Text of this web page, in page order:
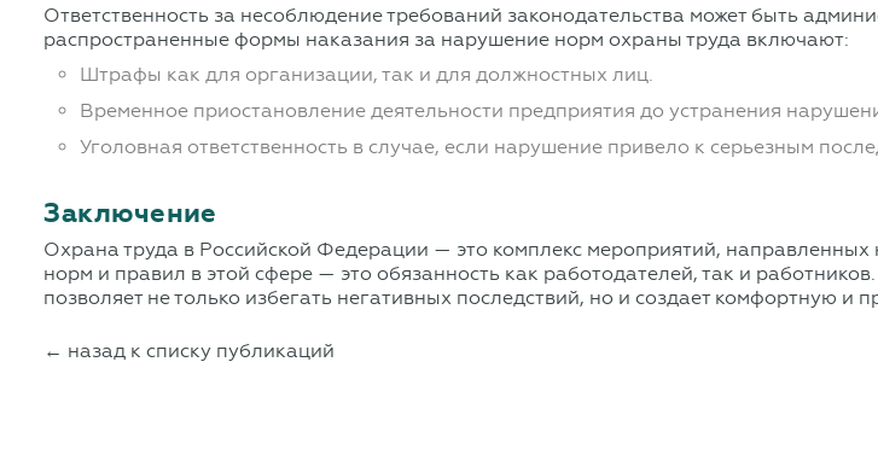
Ответственность за несоблюдение требований законодательства может быть
распространенные формы наказания за нарушение норм охраны труда включают:
Штрафы как для организации, так и для должностных лиц.
Временное приостановление деятельности предприятия до устранения
Уголовная ответственность в случае, если нарушение привело к серьезным
Заключение
Охрана труда в Российской Федерации — это комплекс мероприятий,
норм и правил в этой сфере — это обязанность как работодателей, так и
позволяет не только избегать негативных последствий, но и создает комфортную и
← назад к списку публикаций